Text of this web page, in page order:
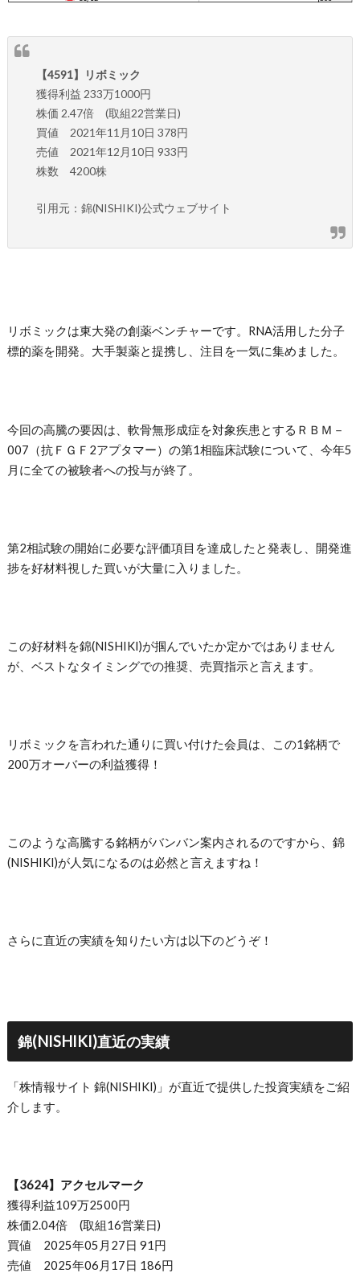
【4591】リボミック
獲得利益 233万1000円
株価 2.47倍 (取組22営業日)
買値 2021年11月10日 378円
売値 2021年12月10日 933円
株数 4200株
引用元：錦(NISHIKI)公式ウェブサイト
リボミックは東大発の創薬ベンチャーです。RNA活用した分子
標的薬を開発。大手製薬と提携し、注目を一気に集めました。
今回の高騰の要因は、軟骨無形成症を対象疾患とするＲＢＭ－
007（抗ＦＧＦ2アプタマー）の第1相臨床試験について、今年5
月に全ての被験者への投与が終了。
第2相試験の開始に必要な評価項目を達成したと発表し、開発進
捗を好材料視した買いが大量に入りました。
この好材料を錦(NISHIKI)が掴んでいたか定かではありません
が、ベストなタイミングでの推奨、売買指示と言えます。
リボミックを言われた通りに買い付けた会員は、この1銘柄で
200万オーバーの利益獲得！
このような高騰する銘柄がバンバン案内されるのですから、錦
(NISHIKI)が人気になるのは必然と言えますね！
さらに直近の実績を知りたい方は以下のどうぞ！
錦(NISHIKI)直近の実績
「株情報サイト 錦(NISHIKI)」が直近で提供した投資実績をご紹
介します。
【3624】アクセルマーク
獲得利益109万2500円
株価2.04倍 (取組16営業日)
買値 2025年05月27日 91円
売値 2025年06月17日 186円